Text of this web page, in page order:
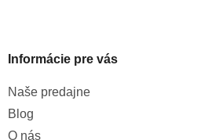
Informácie pre vás
Naše predajne
Blog
O nás